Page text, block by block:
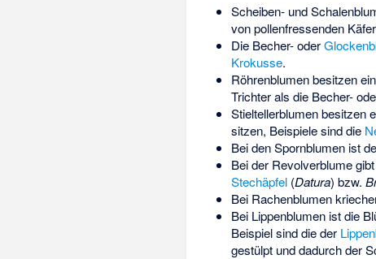
Scheiben- und
von pollenfressenden
Die Becher- oder
Krokusse.
Röhrenblumen besitzen
Trichter als die Becher-
Stieltellerblumen besitzen
sitzen, Beispiele sind die
Bei den Spornblumen ist
Bei der Revolverblume
Stechäpfel(Datura) bzw.
Bei Rachenblumen
Bei Lippenblumen ist die
Beispiel sind die der
gestülpt und dadurch der